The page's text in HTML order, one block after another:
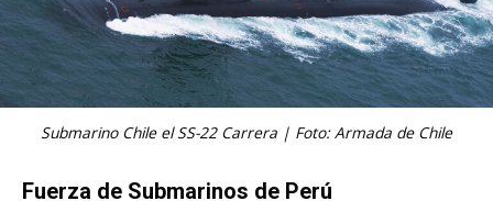
Submarino Chile el SS-22 Carrera | Foto: Armada de Chile
Fuerza de Submarinos de Perú